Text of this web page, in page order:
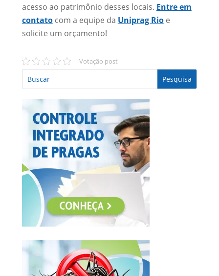
acesso ao patrimônio desses locais. Entre em
contatocom a equipe da Uniprag Rioe
solicite um orçamento!
Votação post